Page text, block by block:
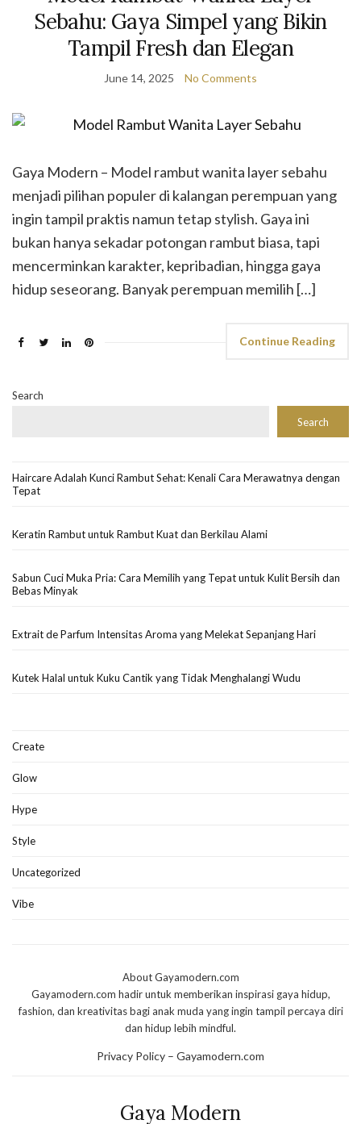
Sebahu: Gaya Simpel yang Bikin
Tampil Fresh dan Elegan
June 14, 2025 No Comments
Gaya Modern – Model rambut wanita layer sebahu
menjadi pilihan populer di kalangan perempuan yang
ingin tampil praktis namun tetap stylish. Gaya ini
bukan hanya sekadar potongan rambut biasa, tapi
mencerminkan karakter, kepribadian, hingga gaya
hidup seseorang. Banyak perempuan memilih […]
Continue Reading
Search
Search
Haircare Adalah Kunci Rambut Sehat: Kenali Cara Merawatnya dengan
Tepat
Keratin Rambut untuk Rambut Kuat dan Berkilau Alami
Sabun Cuci Muka Pria: Cara Memilih yang Tepat untuk Kulit Bersih dan
Bebas Minyak
Extrait de Parfum Intensitas Aroma yang Melekat Sepanjang Hari
Kutek Halal untuk Kuku Cantik yang Tidak Menghalangi Wudu
Create
Glow
Hype
Style
Uncategorized
Vibe
About Gayamodern.com
Gayamodern.com hadir untuk memberikan inspirasi gaya hidup,
fashion, dan kreativitas bagi anak muda yang ingin tampil percaya diri
dan hidup lebih mindful.
Privacy Policy – Gayamodern.com
Gaya Modern